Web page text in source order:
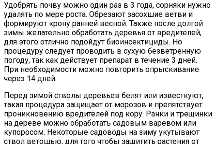
Удобрять почву можно один раз в 3 года, сорняки нужно
удалять по мере роста. Обрезают засохшие ветви и
формируют крону ранней весной. Также после долгой
зимы желательно обработать деревья от вредителей,
для этого отлично подойдут биоинсектициды. Но
процедуру следует проводить в сухую безветренную
погоду, так как действует препарат в течение 3 дней.
При необходимости можно повторить опрыскивание
через 14 дней.
Перед зимой стволы деревьев белят или известкуют,
такая процедура защищает от морозов и препятствует
проникновению вредителей под кору. Ранки и трещинки
на дереве можно обработать садовым варевом или
купоросом. Некоторые садоводы на зиму укутывают
ствол ветошью, для того чтобы защитить растения от